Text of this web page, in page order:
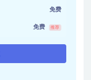
免费
免费 推荐